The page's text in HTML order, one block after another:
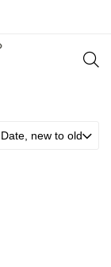
Date, new to old